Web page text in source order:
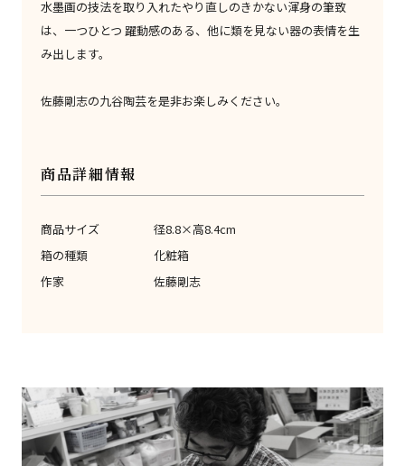
水墨画の技法を取り入れたやり直しのきかない渾身の筆致
は、一つひとつ 躍動感のある、他に類を見ない器の表情を生
み出します。
佐藤剛志の九谷陶芸を是非お楽しみください。
商品詳細情報
商品サイズ
径8.8×高8.4cm
箱の種類
化粧箱
作家
佐藤剛志